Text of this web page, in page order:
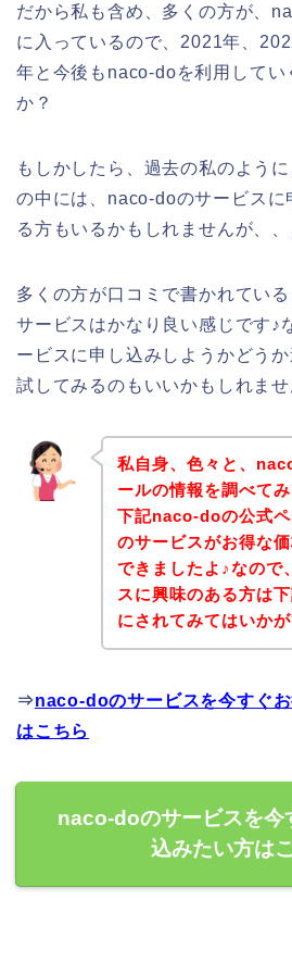
だから私も含め、多くの方が、
に入っているので、2021年、
年と今後もnaco-doを利用してい
か？
もしかしたら、過去の私のよう
の中には、naco-doのサービスに
る方もいるかもしれませんが、、
多くの方が口コミで書かれてい
サービスはかなり良い感じです♪
ービスに申し込みしようかどう
試してみるのもいいかもしれませ
私自身、色々と、
ールの情報を調べて
下記naco-doの公式
のサービスがお得な
できましたよ♪なの
スに興味のある方は
にされてみてはいか
⇒naco-doのサービスを今すぐ
はこちら
naco-doのサービスを今
込みたい方は